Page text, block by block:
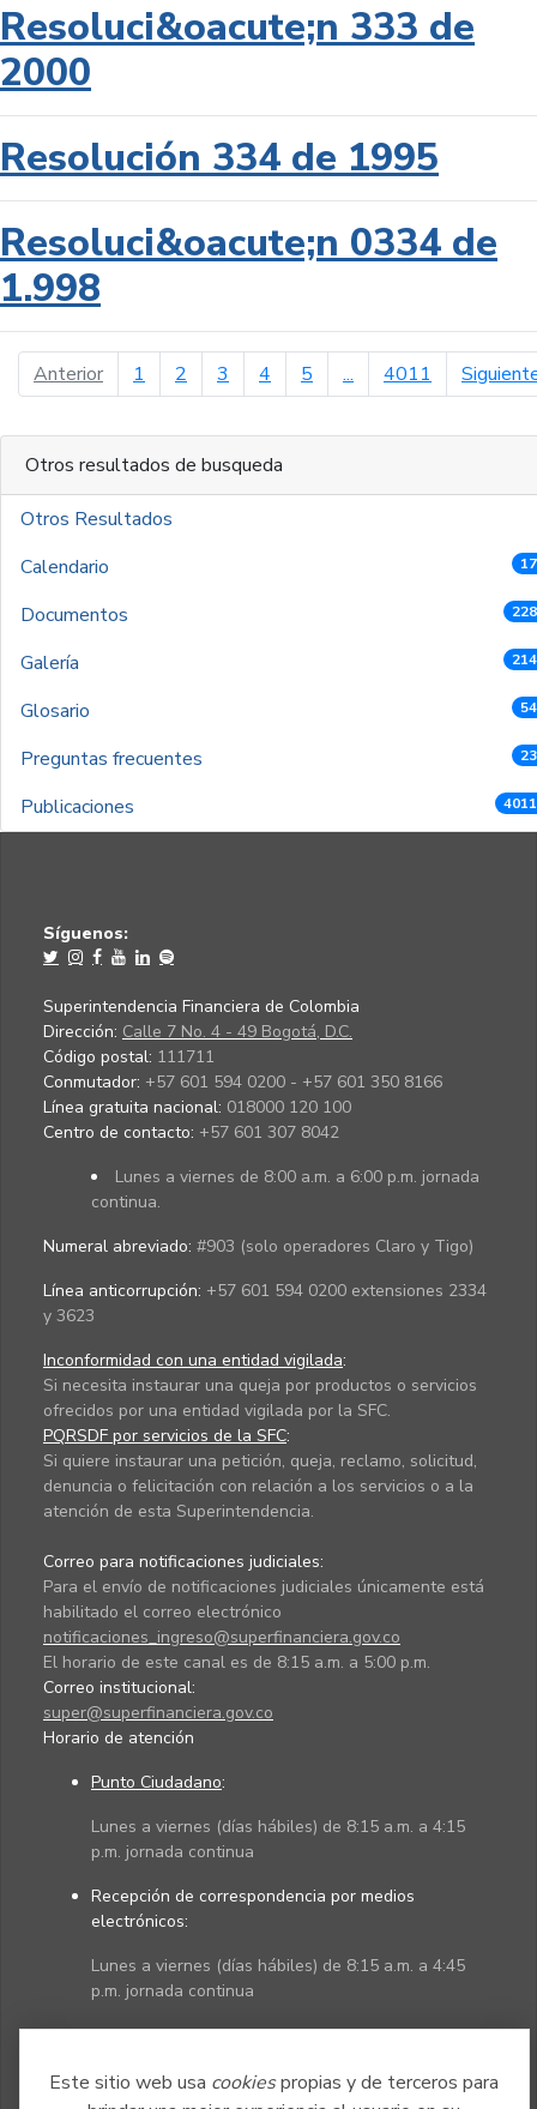
Este sitio web usa cookiespropias y de terceros para
Resoluci&oacute;n 333 de
2000
Resolución 334 de 1995
Resoluci&oacute;n 0334 de
1.998
Anteriorpágina anterior
1 2 3 4 5 ... 4011
Otros resultados de busqueda
Otros Resultados
Calendario
Documentos
Galería
Glosario
Preguntas frecuentes
Publicaciones
Síguenos:
Superintendencia Financiera de Colombia
Dirección: Calle 7 No. 4 - 49 Bogotá, D.C.
Código postal: 111711
Conmutador: +57 601 594 0200 - +57 601 350 8166
Línea gratuita nacional: 018000 120 100
Centro de contacto: +57 601 307 8042
Lunes a viernes de 8:00 a.m. a 6:00 p.m. jornada
continua.
Numeral abreviado: #903 (solo operadores Claro y Tigo)
Línea anticorrupción: +57 601 594 0200 extensiones 2334
y 3623
Inconformidad con una entidad vigilada:
Si necesita instaurar una queja por productos o servicios
ofrecidos por una entidad vigilada por la SFC.
PQRSDF por servicios de la SFC:
Si quiere instaurar una petición, queja, reclamo, solicitud,
denuncia o felicitación con relación a los servicios o a la
atención de esta Superintendencia.
Correo para notificaciones judiciales:
Para el envío de notificaciones judiciales únicamente está
habilitado el correo electrónico
notificaciones_ingreso@superfinanciera.gov.co
El horario de este canal es de 8:15 a.m. a 5:00 p.m.
Correo institucional:
super@superfinanciera.gov.co
Horario de atención
Punto Ciudadano:
Lunes a viernes (días hábiles) de 8:15 a.m. a 4:15
p.m. jornada continua
Recepción de correspondencia por medios
electrónicos:
Lunes a viernes (días hábiles) de 8:15 a.m. a 4:45
p.m. jornada continua